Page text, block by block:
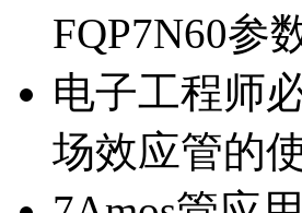
FQP7N60参
电子工程师
场效应管的